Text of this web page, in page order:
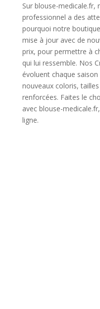
Sur blouse-medicale.fr,
professionnel a des
pourquoi notre
mise à jour avec de
prix, pour permettre à
qui lui ressemble. Nos
évoluent chaque
nouveaux coloris,
renforcées. Faites le
avec blouse-
ligne.